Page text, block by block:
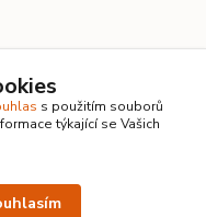
vyhrazena ·
s použitím souborů
týkající se Vašich